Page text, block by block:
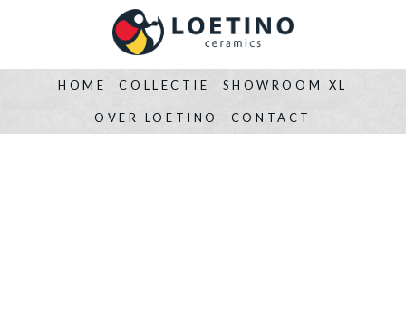
HOME COLLECTIE SHOWROOM XL
OVER LOETINO CONTACT